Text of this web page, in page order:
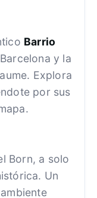
Barrio
y la
Explora
por sus
Born, a solo
Un